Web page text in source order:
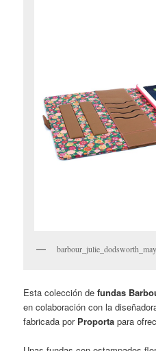
Esta colección defundas
en colaboración con la
fabricada por Proporta para